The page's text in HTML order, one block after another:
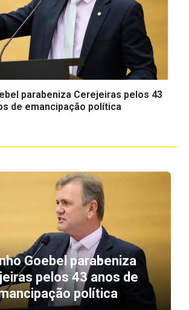
parabeniza Cerejeiras pelos 43
de emancipação política
Goebel parabeniza
pelos 43 anos de
política